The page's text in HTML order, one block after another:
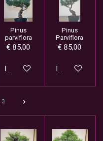
Pinus
parviflora
€ 85,00
In winkelwagen
Pinus
Parviflora
€ 85,00
In
3